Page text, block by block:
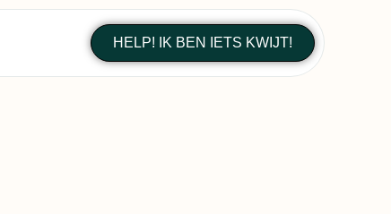
HELP! IK BEN IETS KWIJT!